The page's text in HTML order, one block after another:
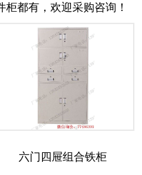
都有，欢迎采购咨询！
六门四屉组合铁柜